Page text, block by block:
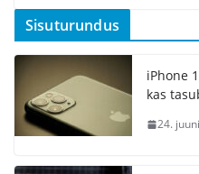
Sisuturundus
iPhone
kas
24.